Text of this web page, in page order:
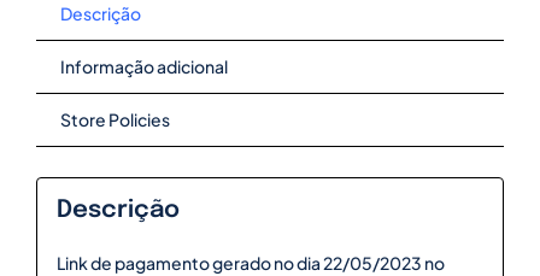
Descrição
Informação adicional
Store Policies
Descrição
Link de pagamento gerado no dia 22/05/2023 no